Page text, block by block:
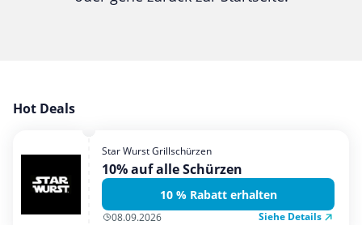
Garten, Haushalt & Tiere
Mobilfunk & Internet
Mode & Accessoires
Shopping
Hot Deals
Star Wurst Grillschürzen
10% auf alle Schürzen
10 % Rabatt erhalten
08.09.2026 Siehe Details